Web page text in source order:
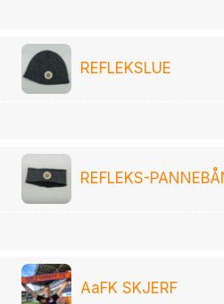
REFLEKSLUE
REFLEKS-
AaFK SKJERF